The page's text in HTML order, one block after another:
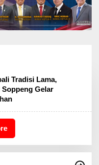
Tradisi Lama,
Gelar